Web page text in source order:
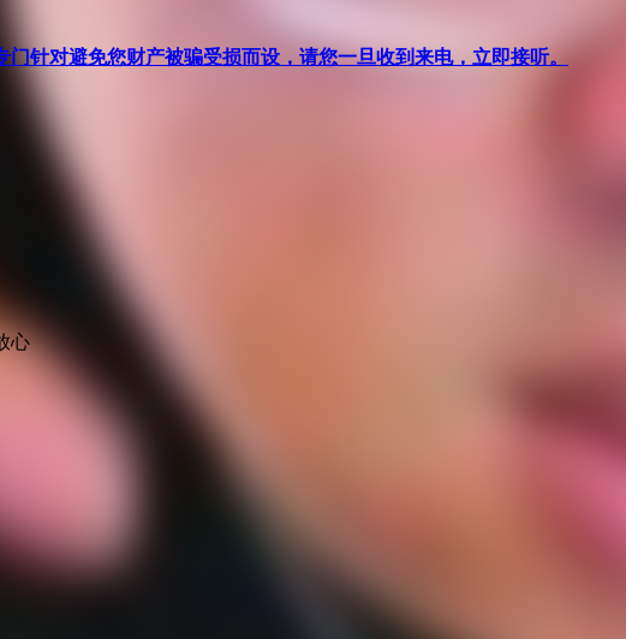
针对避免您财产被骗受损而设，请您一旦收到来电，立即接听。
心